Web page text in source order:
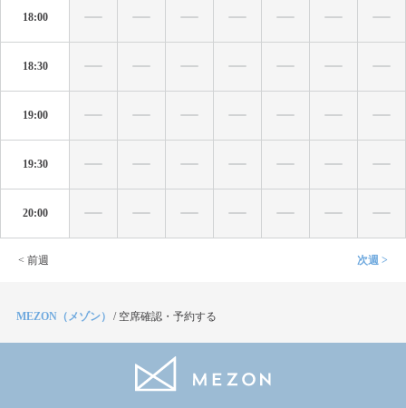
18:00
18:30
19:00
19:30
20:00
< 前週 次週 >
MEZON（メゾン） / 空席確認・予約する